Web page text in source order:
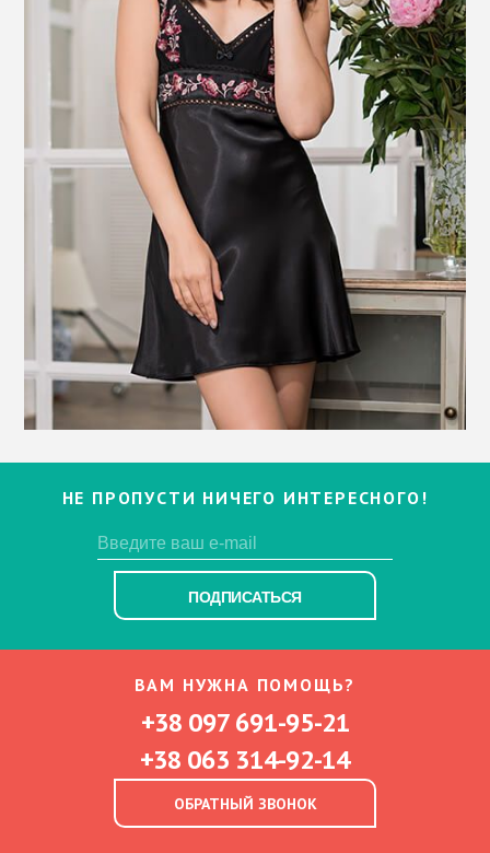
НЕ ПРОПУСТИ НИЧЕГО ИНТЕРЕСНОГО!
ПОДПИСАТЬСЯ
ВАМ НУЖНА ПОМОЩЬ?
+38 097 691-95-21
+38 063 314-92-14
ОБРАТНЫЙ ЗВОНОК